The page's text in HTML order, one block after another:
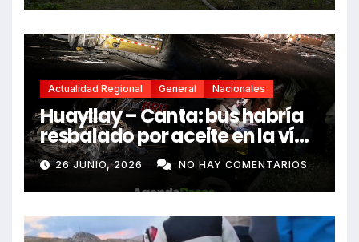
Actualidad Regional General Nacionales
Huayllay – Canta: bus habría
resbalado por aceite en la vía
e impactó auto siniestrado
dejando dos fallecidos
26 JUNIO, 2026 NO HAY COMENTARIOS